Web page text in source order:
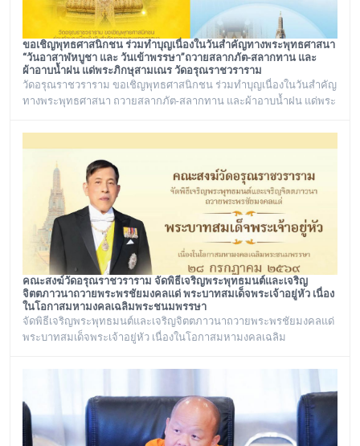
ขอเชิญพุทธศาสนิกชน ร่วมทำบุญเนื่องในวันสำคัญทางพระพุทธศาสนา
“วันอาสาฬหบูชา และ วันเข้าพรรษา”ถวายสลากภัต-สลากทาน และ
ผ้าอาบน้ำฝน แด่พระภิกษุสามเณร วัดอรุณราชวราราม
วัดอรุณราชวราราม ขอเชิญพุทธศาสนิกชน ร่วมทำบุญเนื่องในวันสำคัญ
ทางพระพุทธศาสนา ถวายสลากภัต-สลากทาน และผ้าอาบน้ำฝน แด่พระ
พ.ศ. ๒๕๖๙ เวลา ๑๒.๐๐ น. ณ พระวิหาร วัดอรุณราชวราราม
กรุงเทพมหานคร
คณะสงฆ์วัดอรุณราชวราราม จัดพิธีเจริญพระพุทธมนต์และเจริญ
จิตตภาวนาถวายพระพรชัยมงคลแด่ พระบาทสมเด็จพระเจ้าอยู่หัว เนื่อง
ในโอกาสมหามงคลเฉลิมพระชนมพรรษา
จัดพิธีเจริญพระพุทธมนต์และเจริญจิตตภาวนาถวายพระพรชัยมงคลแด่
พระบาทสมเด็จพระเจ้าอยู่หัว เนื่องในโอกาสมหามงคลเฉลิม
ราชวราราม กรุงเทพเทพมหานครในวันอังคาร ที่ ๒๘ กรกฎาคม ๒๕๖๙